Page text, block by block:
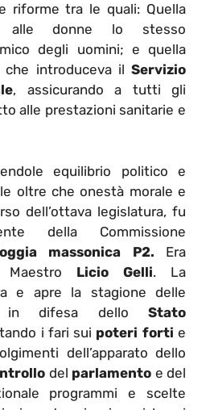
riforme tra le quali: Quella
alle donne lo stesso
degli uomini; e quella
che introduceva il Servizio
, assicurando a tutti gli
alle prestazioni sanitarie e
equilibrio politico e
oltre che onestà morale e
dell’ottava legislatura, fu
della Commissione
massonica P2. Era
Maestro Licio Gelli. La
e apre la stagione delle
in difesa dello Stato
i fari sui poteri forti e
dell’apparato dello
del parlamento e del
programmi e scelte